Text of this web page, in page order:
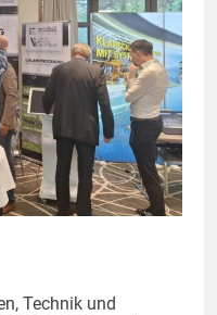
Technik und